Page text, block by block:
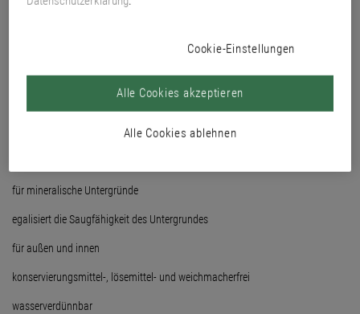
für mineralische Untergründe
egalisiert die Saugfähigkeit des Untergrundes
für außen und innen
konservierungsmittel-, lösemittel- und weichmacherfrei
wasserverdünnbar
Cookie-Einstellungen
Alle Cookies ablehnen
Alle Cookies akzeptieren